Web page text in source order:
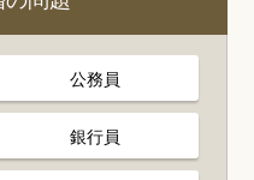
公務員
銀行員